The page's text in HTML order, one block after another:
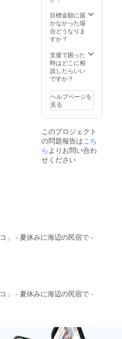
目標金額に届
かなかった場
合どうなりま
すか？
支援で困った
時はどこに相
談したらいい
ですか？
ヘルプページを
見る
このプロジェクト
の問題報告はこち
ら よりお問い合わ
せください
」 - 夏休みに海辺の民宿で -
」 - 夏休みに海辺の民宿で -